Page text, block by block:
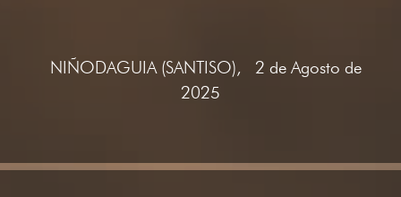
NIÑODAGUIA (SANTISO), 2 de Agosto de
2025